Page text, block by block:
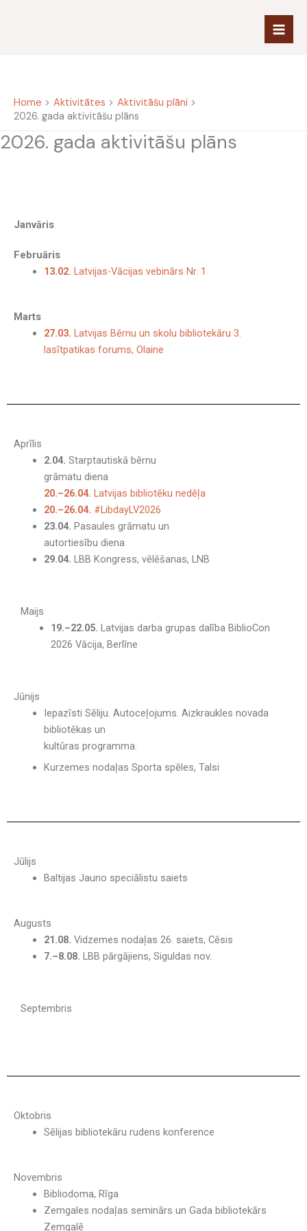
Home Aktivitātes
Aktivitāšu plāni
2026. gada aktivitāšu plāns
2026. gada aktivitāšu plāns
Janvāris
Februāris
13.02. Latvijas-Vācijas vebinārs Nr. 1
Marts
27.03. Latvijas Bērnu un skolu bibliotekāru 3.
lasītpatikas forums, Olaine
Aprīlis
2.04. Starptautiskā bērnu
grāmatu diena
20.–26.04. Latvijas bibliotēku nedēļa
20.–26.04. #LibdayLV2026
23.04. Pasaules grāmatu un
autortiesību diena
29.04. LBB Kongress, vēlēšanas, LNB
Maijs
19.–22.05. Latvijas darba grupas dalība BiblioCon
2026 Vācija, Berlīne
Jūnijs
Iepazīsti Sēliju. Autoceļojums. Aizkraukles novada
bibliotēkas un
kultūras programma.
Kurzemes nodaļas Sporta spēles, Talsi
Jūlijs
Baltijas Jauno speciālistu saiets
Augusts
21.08. Vidzemes nodaļas 26. saiets, Cēsis
7.–8.08. LBB pārgājiens, Siguldas nov.
Septembris
Oktobris
Sēlijas bibliotekāru rudens konference
Novembris
Bibliodoma, Rīga
Zemgales nodaļas seminārs un Gada bibliotekārs
Zemgalē